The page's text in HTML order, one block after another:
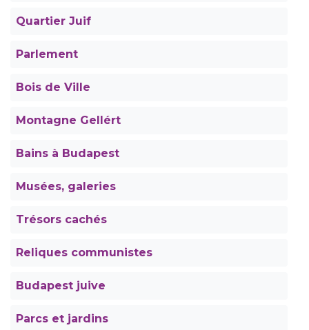
Quartier Juif
Parlement
Bois de Ville
Montagne Gellért
Bains à Budapest
Musées, galeries
Trésors cachés
Reliques communistes
Budapest juive
Parcs et jardins